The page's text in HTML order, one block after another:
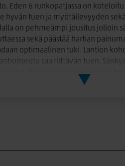
Eden 6 runkopatjassa on
hyvän tuen ja myötäilevyyden
on pehmeämpi jousitus jolloin
sekä päästää hartian
optimaalinen tuki. Lantion
saa riittävän tuen.
hard. Runkosänky on verhoiltu
jossa on kolme värivaihtoehtoa;
yhteistyössä allergia-, iho- ja